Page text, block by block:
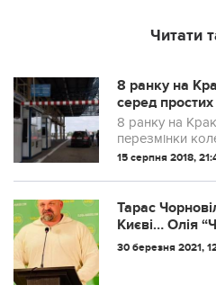
Читати
8 ранку на
серед
багажнік.
– Нє хлопи,
8 ранку на
перезмінки
15 серпня 2018,
Тарас
Києві… Олiя
лiтpa зa 64
30 березня 2021,